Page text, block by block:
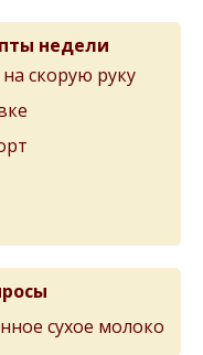
недели
скорую руку
сухое молоко